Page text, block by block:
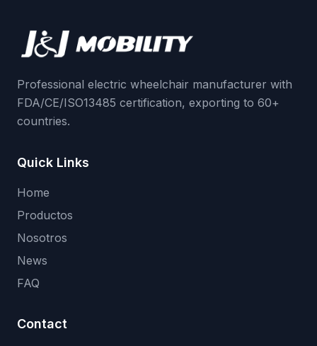
Professional electric wheelchair manufacturer with
FDA/CE/ISO13485 certification, exporting to 60+
countries.
Quick Links
Home
Productos
Nosotros
News
FAQ
Contact